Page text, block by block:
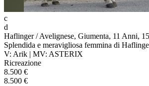
c
d
Haflinger / Avelignese, Giumenta, 11 Anni,
Splendida e meravigliosa femmina di
V: Arik | MV: ASTERIX
Ricreazione
8.500 €
8.500 €